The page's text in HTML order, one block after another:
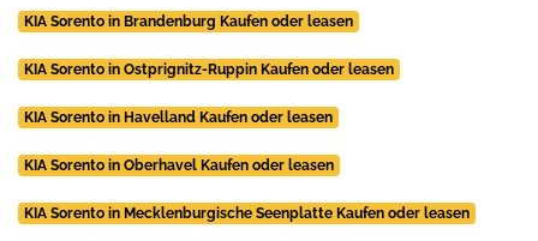
KIA Sorento in Brandenburg Kaufen oder leasen
KIA Sorento in Ostprignitz-Ruppin Kaufen oder leasen
KIA Sorento in Havelland Kaufen oder leasen
KIA Sorento in Oberhavel Kaufen oder leasen
KIA Sorento in Mecklenburgische Seenplatte Kaufen oder leasen